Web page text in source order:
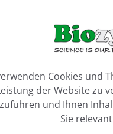
Cookies und
der Website zu
und Ihnen
Sie